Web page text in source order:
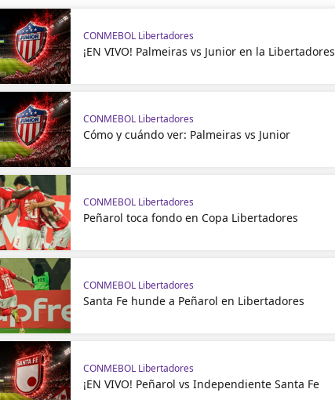
CONMEBOL Libertadores
¡EN VIVO! Palmeiras vs Junior en la Libertadores
CONMEBOL Libertadores
Cómo y cuándo ver: Palmeiras vs Junior
CONMEBOL Libertadores
Peñarol toca fondo en Copa Libertadores
CONMEBOL Libertadores
Santa Fe hunde a Peñarol en Libertadores
CONMEBOL Libertadores
¡EN VIVO! Peñarol vs Independiente Santa Fe